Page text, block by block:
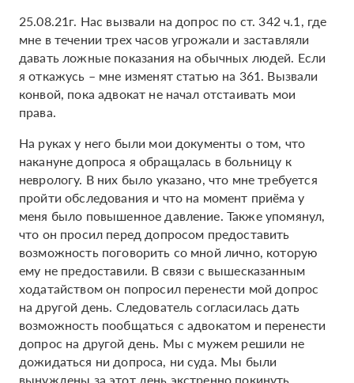
25.08.21г. Нас вызвали на допрос по ст. 342 ч.1, где
мне в течении трех часов угрожали и заставляли
давать ложные показания на обычных людей. Если
я откажусь – мне изменят статью на 361. Вызвали
конвой, пока адвокат не начал отстаивать мои
права.
На руках у него были мои документы о том, что
накануне допроса я обращалась в больницу к
неврологу. В них было указано, что мне требуется
пройти обследования и что на момент приёма у
меня было повышенное давление. Также упомянул,
что он просил перед допросом предоставить
возможность поговорить со мной лично, которую
ему не предоставили. В связи с вышесказанным
ходатайством он попросил перенести мой допрос
на другой день. Следователь согласилась дать
возможность пообщаться с адвокатом и перенести
допрос на другой день. Мы с мужем решили не
дожидаться ни допроса, ни суда. Мы были